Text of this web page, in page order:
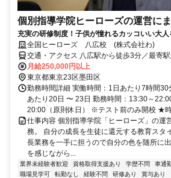
個別指導学院ヒーローズの運営に
充実の研修制度！子供が憧れるカッコいい大
全国ヒーローズ 八広校 (株式会社わ)
交通・アクセス 八広駅から徒歩3分／最寄駅
月給250,000円以上
東京都東京23区墨田区
勤務時間詳細 実働時間：1日あたり7時間30
あたり20日 〜 23日 勤務時間：13:30～
20:00（原則休日） ※テスト前のみ開校 ★
仕事内容 個別指導学院「ヒーローズ」の運
務。 自分の成長を生徒に還元する教育スタ
長業務を一手に担うので自分の色を随所に
を感じながら...
業界未経験者歓迎 資格取得支援あり 学歴不問 車通
職場見学可
転勤なし 経験不問 研修あり 賞与あり